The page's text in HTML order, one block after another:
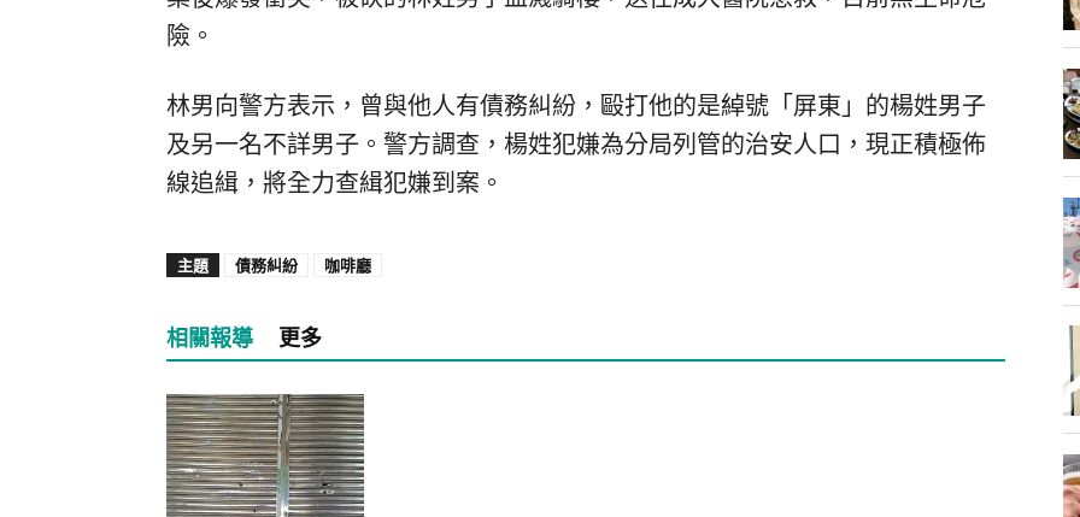
險。
林男向警方表示，曾與他人有債務糾紛，毆打他的是綽號「屏東」的楊姓男子
及另一名不詳男子。警方調查，楊姓犯嫌為分局列管的治安人口，現正積極佈
線追緝，將全力查緝犯嫌到案。
主題 債務糾紛 咖啡廳
相關報導 更多